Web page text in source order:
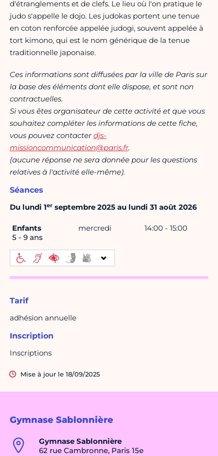
Gymnase Sablonnière
Gymnase Sablonnière
62 rue Cambronne, Paris 15e
d'étranglements et de clefs. Le lieu où l'on pratique le
judo s'appelle le dojo. Les judokas portent une tenue
en coton renforcée appelée judogi, souvent appelée à
tort kimono, qui est le nom générique de la tenue
traditionnelle japonaise.
Ces informations sont diffusées par la ville de Paris sur
la base des éléments dont elle dispose, et sont non
contractuelles.
Si vous êtes organisateur de cette activité et que vous
souhaitez compléter les informations de cette fiche,
vous pouvez contacterdjs-
missioncommunication@paris.fr.
(aucune réponse ne sera donnée pour les questions
relatives à l'activité elle-même).
Séances
Du lundi 1er septembre 2025 au lundi 31 août 2026
Enfants
5 - 9 ans
mercredi 14:00 - 15:00
Tarif
adhésion annuelle
Inscription
Inscriptions
Mise à jour le 18/09/2025